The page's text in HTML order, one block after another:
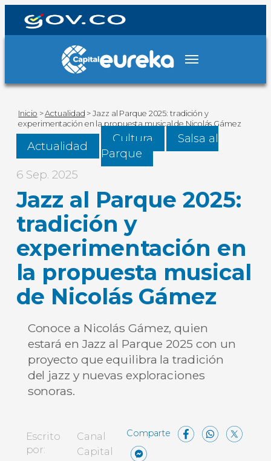
Inicio >Actualidad >Jazz al Parque 2025: tradición y
experimentación en la propuesta musical de Nicolás Gámez
Actualidad
Cultura
Salsa al
Parque
6 Sep. 2025
Jazz al Parque 2025:
tradición y
experimentación en
la propuesta musical
de Nicolás Gámez
Conoce a Nicolás Gámez, quien
estará en Jazz al Parque 2025 con un
proyecto que equilibra la tradición
del jazz y nuevas exploraciones
sonoras.
Escrito
por:
Canal
Capital